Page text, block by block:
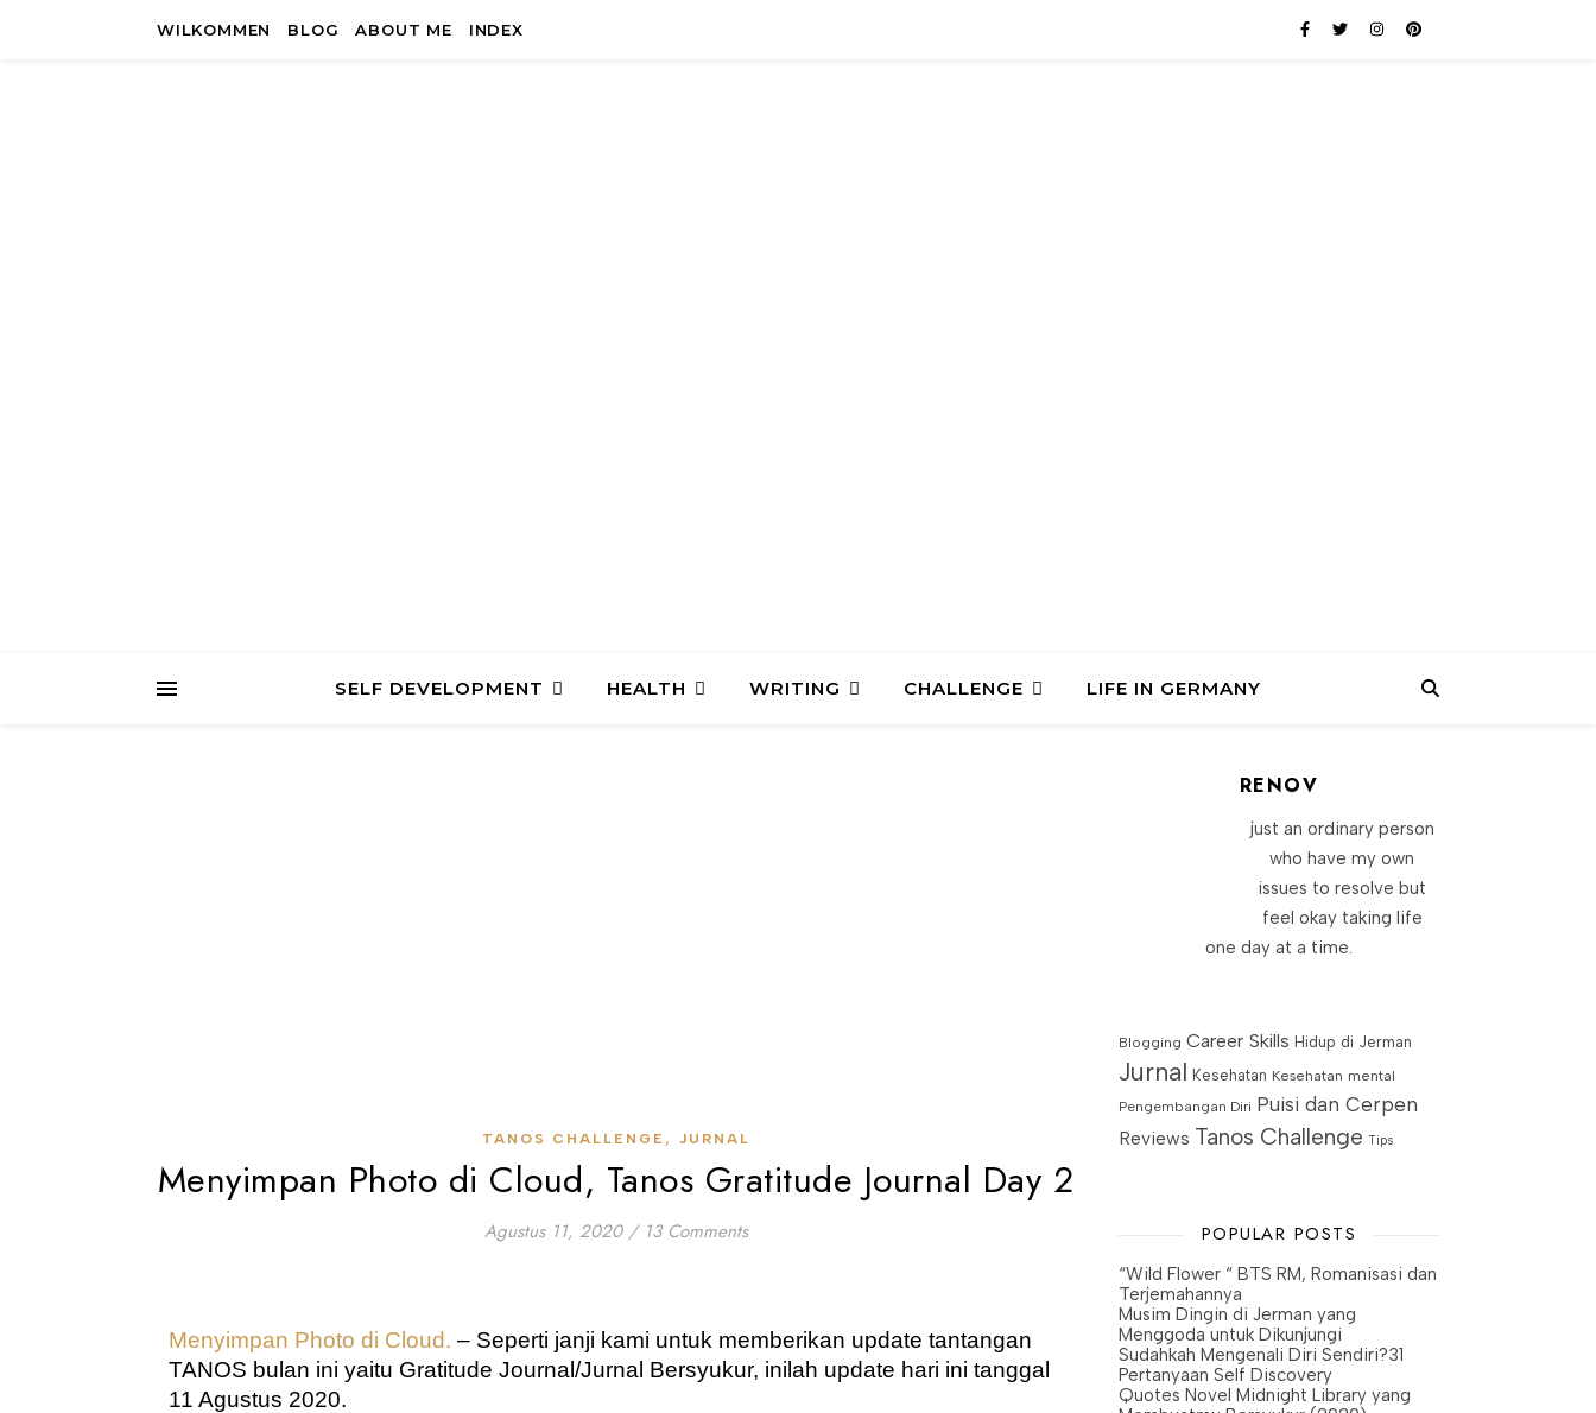
WILKOMMEN BLOG ABOUT ME INDEX
SELF DEVELOPMENT HEALTH WRITING CHALLENGE LIFE IN GERMANY
TANOS CHALLENGE , JURNAL
Menyimpan Photo di Cloud, Tanos Gratitude Journal Day 2
Agustus 11, 2020 / 13 Comments
Menyimpan Photo di Cloud.
TANOS bulan ini yaitu Gratitude Journal/Jurnal Bersyukur, inilah update hari ini tanggal
11 Agustus 2020.
RENOV
just an ordinary person
who have my own
issues to resolve but
feel okay taking life
one day at a time.
Blogging Career Skills Hidup di Jerman
Jurnal Kesehatan Kesehatan mental
Pengembangan Diri Puisi dan Cerpen
Reviews Tanos Challenge Tips
POPULAR POSTS
“Wild Flower “ BTS RM, Romanisasi dan
Terjemahannya
Musim Dingin di Jerman yang
Menggoda untuk Dikunjungi
Sudahkah Mengenali Diri Sendiri?31
Pertanyaan Self Discovery
Quotes Novel Midnight Library yang